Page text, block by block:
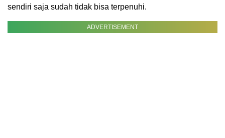
sendiri saja sudah tidak bisa terpenuhi.
ADVERTISEMENT